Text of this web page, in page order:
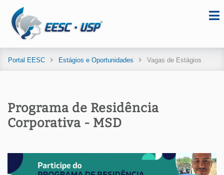
Portal EESC Estágios e Oportunidades Vagas de Estágios
Programa de Residência
Corporativa - MSD